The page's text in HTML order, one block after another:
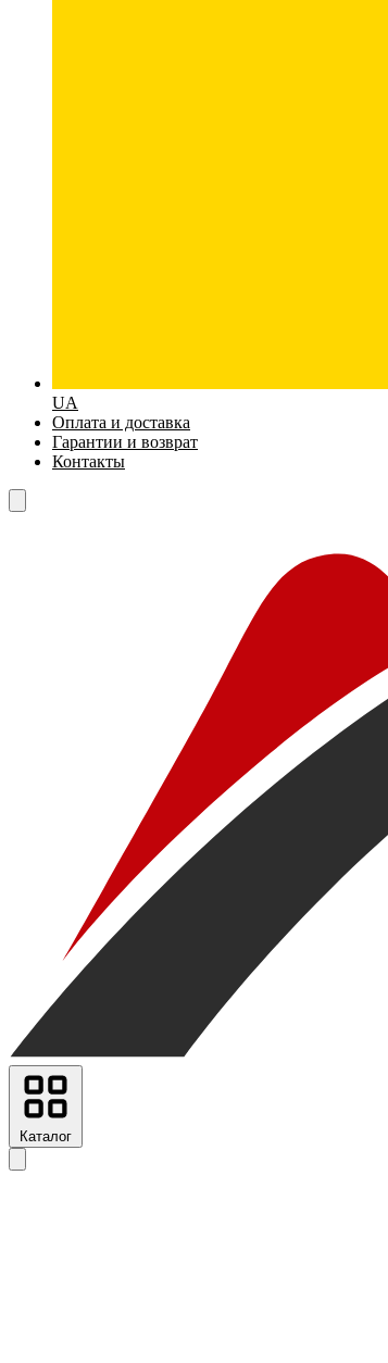
UA
Оплата и доставка
Гарантии и возврат
Контакты
Каталог